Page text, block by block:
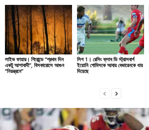
লাইভ ফায়ার। গিরোন্ডে “প্রথম দিন
একটু আশাবাদী”, বিসকারোসে আগুন
“নিয়ন্ত্রনে”
লিগ 1। রেসিং ক্লাব ডি স্ট্রাসবার্গ
ইয়োনি গোমিসকে আবার বেভারেনকে ধার
দিয়েছে